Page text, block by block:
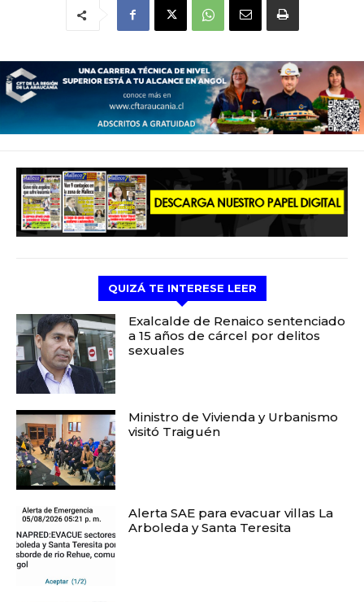
QUIZÁ TE INTERESE LEER
Exalcalde de Renaico sentenciado
a 15 años de cárcel por delitos
sexuales
Ministro de Vivienda y Urbanismo
visitó Traiguén
Alerta SAE para evacuar villas La
Arboleda y Santa Teresita